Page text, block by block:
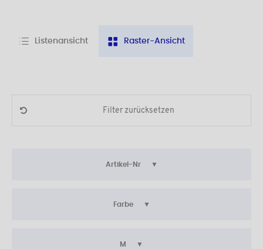
Listenansicht Raster-Ansicht
Filter zurücksetzen
Artikel-Nr
Farbe
M